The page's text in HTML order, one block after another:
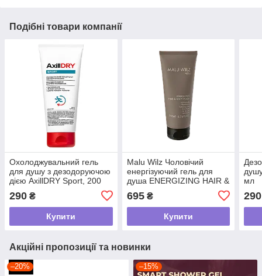
Подібні товари компанії
Охолоджувальний гель
для душу з дезодоруючою
дією AxillDRY Sport, 200
290 ₴
Купити
Malu Wilz Чоловічий
енергізуючий гель для
душа ENERGIZING HAIR &
695₴
Купити
мл
290
Акційні пропозиції та новинки
–20% –15%